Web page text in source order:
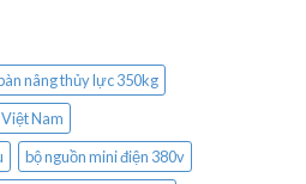
nâng thủy lực 350kg
Nam
bộ nguồn mini điện 380v